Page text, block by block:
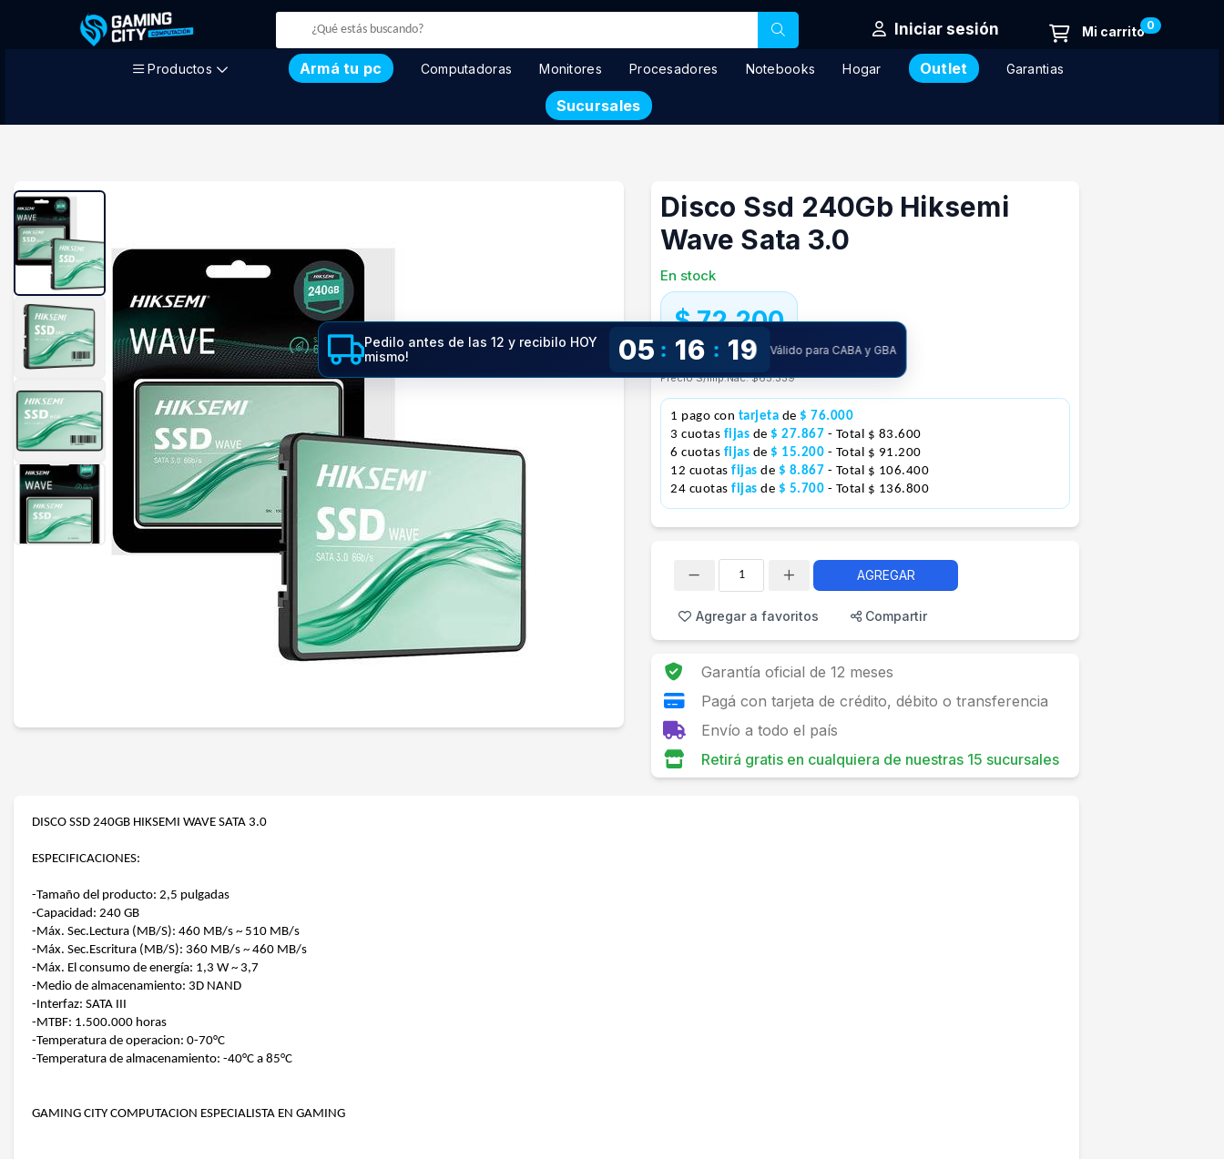
Iniciar sesión 0
Productos Armá tu pc Computadoras Monitores Procesadores Notebooks Hogar Outlet Garantias
Sucursales
Disco Ssd 240Gb Hiksemi
Wave Sata 3.0
En stock
$ 72.200
Precio especial con transferencia
Precio S/Imp.Nac.$65.339
1 pago con tarjeta de $ 76.000
3 cuotas fijas de $ 27.867 - Total $ 83.600
6 cuotas fijas de $ 15.200 - Total $ 91.200
12 cuotas fijas de $ 8.867 - Total $ 106.400
24 cuotas fijas de $ 5.700 - Total $ 136.800
Pedilo antes de las 12 y recibilo HOY
mismo!
05 : 16 : 19 Válido para CABA y GBA
AGREGAR
Agregar a favoritos Compartir
Garantía oficial de 12 meses
Pagá con tarjeta de crédito, débito o transferencia
Envío a todo el país
Retirá gratis en cualquiera de nuestras 15 sucursales
DISCO SSD 240GB HIKSEMI WAVE SATA 3.0
ESPECIFICACIONES:
-Tamaño del producto: 2,5 pulgadas
-Capacidad: 240 GB
-Máx. Sec.Lectura (MB/S): 460 MB/s ~ 510 MB/s
-Máx. Sec.Escritura (MB/S): 360 MB/s ~ 460 MB/s
-Máx. El consumo de energía: 1,3 W ~ 3,7
-Medio de almacenamiento: 3D NAND
-Interfaz: SATA III
-MTBF: 1.500.000 horas
-Temperatura de operacion: 0-70°C
-Temperatura de almacenamiento: -40°C a 85°C
GAMING CITY COMPUTACION ESPECIALISTA EN GAMING